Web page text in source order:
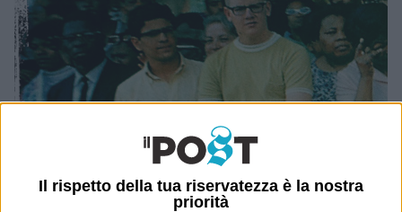
Il rispetto della tua riservatezza è la nostra
priorità